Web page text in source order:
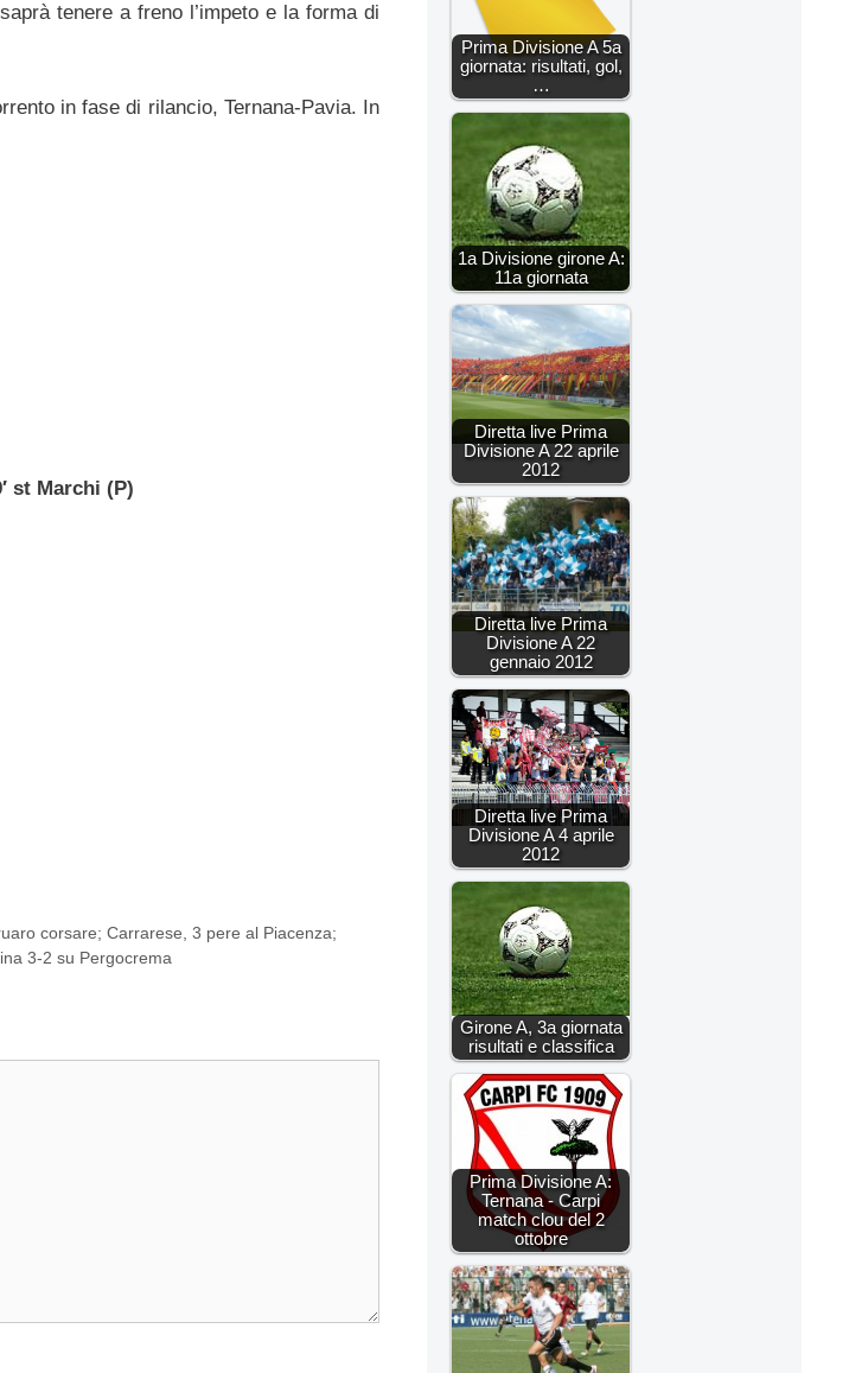
tenere a freno l’impeto e la forma di
in fase di rilancio, Ternana-Pavia. In
st Marchi (P)
corsare; Carrarese, 3 pere al Piacenza;
3-2 su Pergocrema
Prima Divisione A 5a
giornata: risultati, gol,
…
1a Divisione girone A:
11a giornata
Diretta live Prima
Divisione A 22 aprile
2012
Diretta live Prima
Divisione A 22
gennaio 2012
Diretta live Prima
Divisione A 4 aprile
2012
Girone A, 3a giornata
risultati e classifica
Prima Divisione A:
Ternana - Carpi
match clou del 2
ottobre